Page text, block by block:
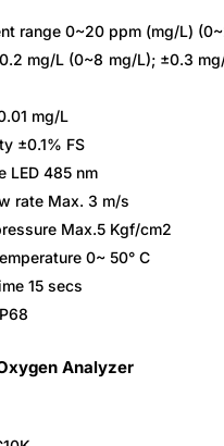
range 0~20 ppm (mg/L)
mg/L (0~8 mg/L); ±0.3
mg/L
±0.1% FS
LED 485 nm
rate Max. 3 m/s
Max.5 Kgf/cm2
0~ 50° C
15 secs
Analyzer